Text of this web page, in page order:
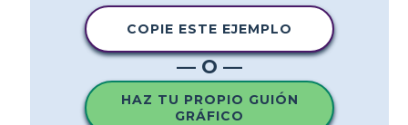
COPIE ESTE EJEMPLO
— O —
HAZ TU PROPIO GUIÓN
GRÁFICO